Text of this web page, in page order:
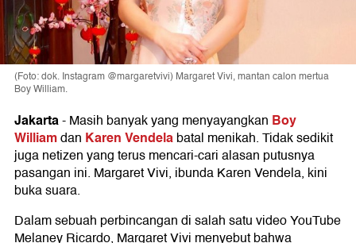
(Foto: dok. Instagram @margaretvivi) Margaret Vivi, mantan calon mertua
Boy William.
Jakarta-Masih banyak yang menyayangkan Boy
Williamdan Karen Vendelabatal menikah. Tidak sedikit
juga netizen yang terus mencari-cari alasan putusnya
pasangan ini. Margaret Vivi, ibunda Karen Vendela, kini
buka suara.
Dalam sebuah perbincangan di salah satu video YouTube
Melaney Ricardo, Margaret Vivi menyebut bahwa